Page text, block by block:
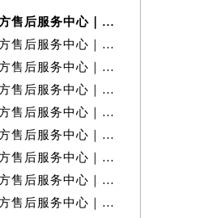
1、天津萧邦官方售后服务中心｜最新地址及官方售后电话权威信息公示（20
2、天津萧邦官方售后服务中心｜最新热线和完整维修地址权威信息公示（20
3、天津萧邦官方售后服务中心｜全新维修地址和客服热线权威信息公示（20
4、天津萧邦官方售后服务中心｜网点地址与24小时客服热线权威信息公示
5、天津萧邦官方售后服务中心｜最新热线及维修地址权威信息公示（2026年
6、天津萧邦官方售后服务中心｜官方电话及服务网点地址权威信息公示（20
7、天津萧邦官方售后服务中心｜全新地址及服务热线权威信息公示（2026年
8、天津萧邦官方售后服务中心｜网点地址及客服电话权威信息公示（2026年
9、天津萧邦官方售后服务中心｜全部网点地址与热线权威信息公示（2026年